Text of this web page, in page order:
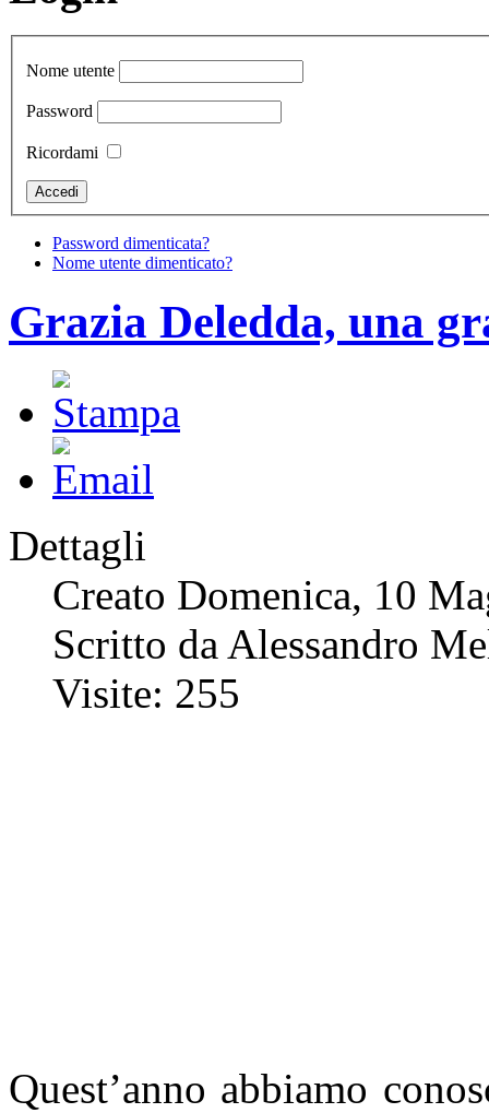
Nome utente
Password
Ricordami
Password dimenticata?
Nome utente dimenticato?
Grazia Deledda, una
Dettagli
Creato Domenica, 10
Scritto da Alessandro
Visite: 255
Quest’anno abbiamo